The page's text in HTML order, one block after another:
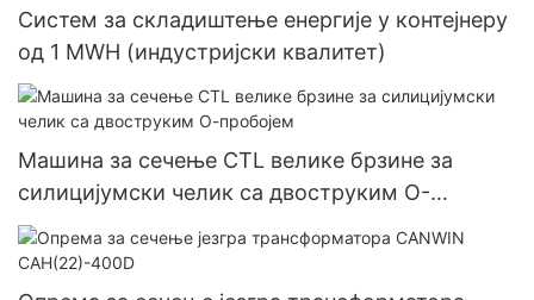
Систем за складиштење енергије у контејнеру
од 1 MWH (индустријски квалитет)
Машина за сечење CTL велике брзине за
силицијумски челик са двоструким О-
пробојем